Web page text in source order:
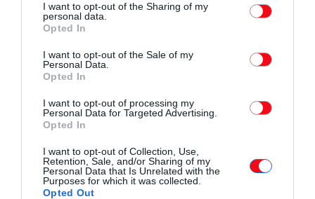
I want to opt-out of the Sharing of my
personal data.
Opted In
I want to opt-out of the Sale of my
Personal Data.
Opted In
I want to opt-out of processing my
Personal Data for Targeted Advertising.
Opted In
I want to opt-out of Collection, Use,
Retention, Sale, and/or Sharing of my
Personal Data that Is Unrelated with the
Purposes for which it was collected.
Opted Out
στόχος είναι να πληρωθεί μέσω συμψηφισμού με
μελλοντικές ενισχύσεις και όχι από τον κρατικό
προϋπολογισμό.
Τέλος, αναφερόμενος στα βήματα εξυγίανσης του ΟΠΕΚΕΠΕ
επανέλαβε πως από την πρώτη στιγμή που ανέλαβε το
χαρτοφυλάκιο είχε θέσει ως προσωπικό του στοίχημα τη
Οργανισμού.